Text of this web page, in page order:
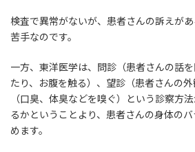
検査で異常がないが、患者さんの訴えが
苦手なのです。
一方、東洋医学は、問診（患者さんの話
たり、お腹を触る）、望診（患者さんの
（口臭、体臭などを嗅ぐ）という診察方
るかということより、患者さんの身体の
めます。